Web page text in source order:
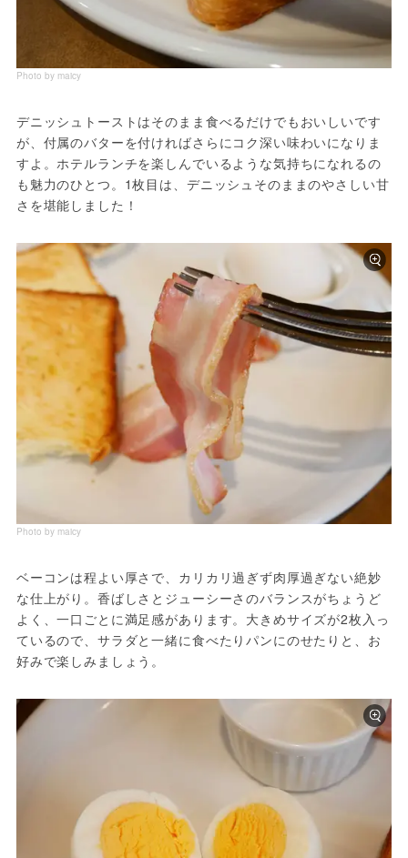
Photo by maicy
デニッシュトーストはそのまま食べるだけでもおいしいです
が、付属のバターを付ければさらにコク深い味わいになりま
すよ。ホテルランチを楽しんでいるような気持ちになれるの
も魅力のひとつ。1枚目は、デニッシュそのままのやさしい甘
さを堪能しました！
Photo by maicy
ベーコンは程よい厚さで、カリカリ過ぎず肉厚過ぎない絶妙
な仕上がり。香ばしさとジューシーさのバランスがちょうど
よく、一口ごとに満足感があります。大きめサイズが2枚入っ
ているので、サラダと一緒に食べたりパンにのせたりと、お
好みで楽しみましょう。